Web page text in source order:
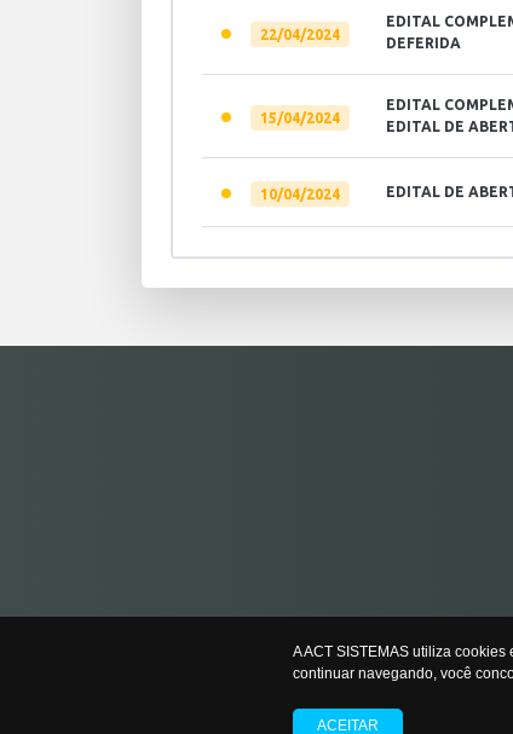
A ACT SISTEMAS utiliza
continuar navegando, você
ACEITAR
22/04/2024
EDITAL
DEFERIDA
15/04/2024
EDITAL
EDITAL DE
10/04/2024 EDITAL DE